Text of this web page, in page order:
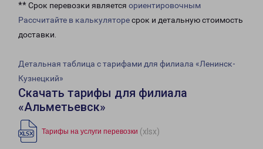
** Срок перевозки является ориентировочным
Рассчитайте в калькуляторесрок и детальную стоимость
доставки.
Детальная таблица с тарифами для филиала «Ленинск-
Кузнецкий»
Скачать тарифы для филиала
«Альметьевск»
Тарифы на услуги перевозки (xlsx)